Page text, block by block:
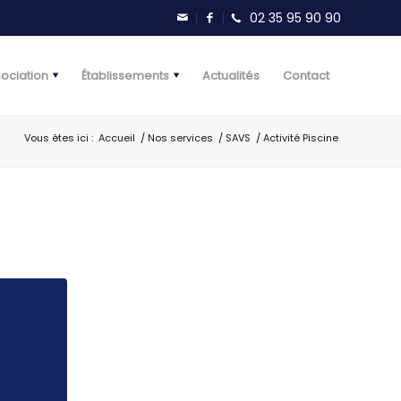
Établissements Actualités Contact
Vous êtes ici : Accueil / Nos services / SAVS /Activité Piscine